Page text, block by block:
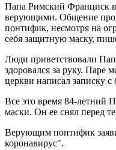
Папа Римский Франциск в
верующими. Общение
понтифик, несмотря на
себя защитную маску,
Люди приветствовали
здоровался за руку. Паре
церкви написал записку с
Все это время 84-летний
маски. Он ее снял перед
Верующим понтифик
коронавирус".